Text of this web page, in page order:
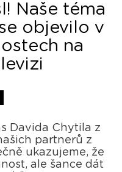
Naše téma
objevilo v
na
Davida Chytila z
partnerů z
ukazujeme, že
ale šance dát